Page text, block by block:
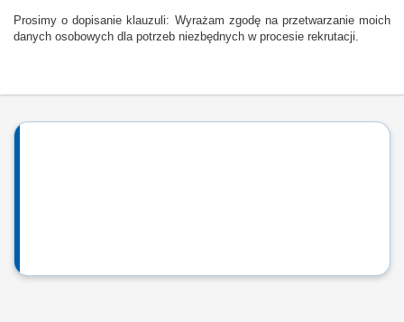
Prosimy o dopisanie klauzuli: Wyrażam zgodę na przetwarzanie moich
danych osobowych dla potrzeb niezbędnych w procesie rekrutacji.